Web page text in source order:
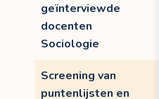
geïnterviewde
docenten
Sociologie
Screening van
puntenlijsten en